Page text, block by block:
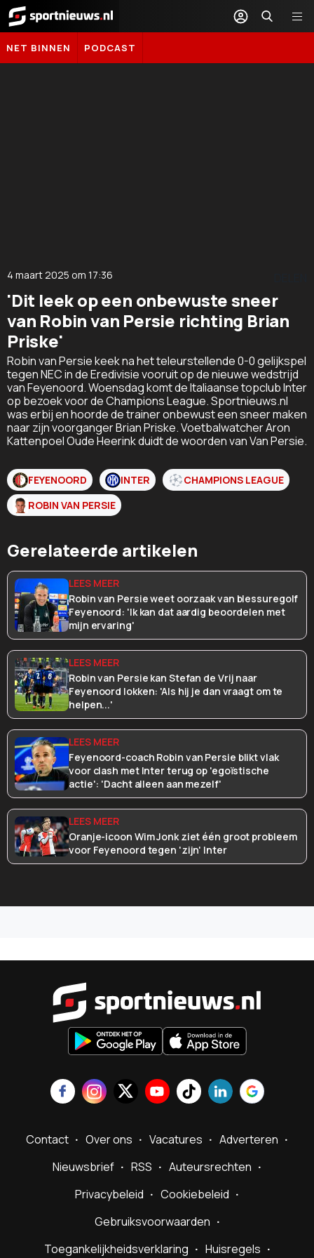
Sportnieuws.nl
NET BINNEN PODCAST
4 maart 2025 om 17:36
'Dit leek op een onbewuste sneer
van Robin van Persie richting Brian
Priske'
Robin van Persie keek na het teleurstellende 0-0 gelijkspel
tegen NEC in de Eredivisie vooruit op de nieuwe wedstrijd
van Feyenoord. Woensdag komt de Italiaanse topclub Inter
op bezoek voor de Champions League. Sportnieuws.nl
was erbij en hoorde de trainer onbewust een sneer maken
naar zijn voorganger Brian Priske. Voetbalwatcher Aron
Kattenpoel Oude Heerink duidt de woorden van Van Persie.
FEYENOORD INTER
CHAMPIONS LEAGUE
ROBIN VAN PERSIE
Gerelateerde artikelen
Robin van Persie weet oorzaak van blessuregolf
Feyenoord: 'Ik kan dat aardig beoordelen met
mijn ervaring'
Robin van Persie kan Stefan de Vrij naar
Feyenoord lokken: 'Als hij je dan vraagt om te
helpen...'
Feyenoord-coach Robin van Persie blikt vlak
voor clash met Inter terug op 'egoïstische
actie': 'Dacht alleen aan mezelf'
Oranje-icoon Wim Jonk ziet één groot probleem
voor Feyenoord tegen 'zijn' Inter
Contact Over ons Vacatures
Adverteren
Nieuwsbrief
RSS
Auteursrechten
Privacybeleid
Cookiebeleid
Gebruiksvoorwaarden
Toegankelijkheidsverklaring
Huisregels